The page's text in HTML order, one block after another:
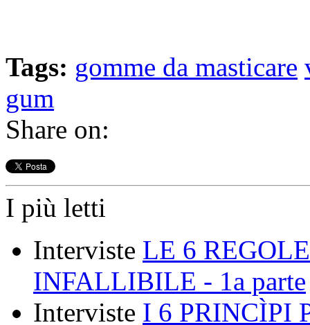
Tags: gomme da masticare
gum
Share on:
I più letti
Interviste LE 6
INFALLIBILE - 1a parte
Interviste I 6 PRINCÌPI